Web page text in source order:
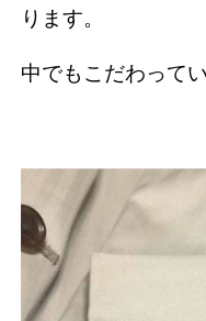
ります。
中でもこだわって